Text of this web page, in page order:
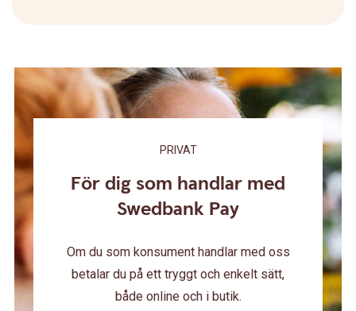
PRIVAT
För dig som handlar med
Swedbank Pay
Om du som konsument handlar med oss
betalar du på ett tryggt och enkelt sätt,
både online och i butik.